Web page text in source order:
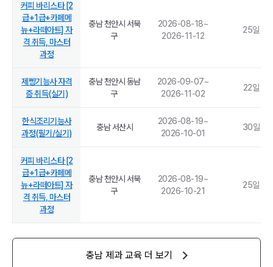
커피 바리스타 [2
급+1급+카페메
뉴+라떼아트] 자
격 취득, 마스터
과정
충남 천안시 서북
구
2026-08-18~
2026-11-12
25일
제빵기능사 자격
증 취득(실기)
충남 천안시 동남
구
2026-09-07~
2026-11-02
22일
한식조리기능사
과정(필기/실기)
충남 서산시
2026-08-19~
2026-10-01
30일
커피 바리스타 [2
급+1급+카페메
뉴+라떼아트] 자
격 취득, 마스터
과정
충남 천안시 서북
구
2026-08-19~
2026-10-21
25일
충남 제과교육 더 보기